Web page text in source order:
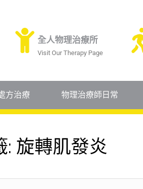
全人物理治療所
Visit Our Therapy Page
方治療 物理治療師日常
: 旋轉肌發炎